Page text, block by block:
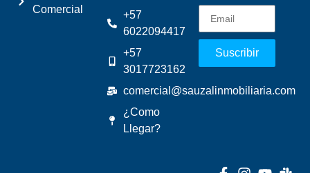
Comercial
+57
6022094417
+57
3017723162
comercial@sauzalinmobiliaria.com
¿Como
Llegar?
Suscribir